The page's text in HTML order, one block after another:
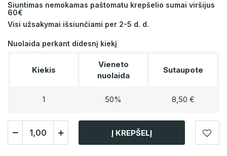
Siuntimas nemokamas paštomatu krepšelio sumai viršijus
60€
Visi užsakymai išsiunčiami per 2-5 d. d.
Nuolaida perkant didesnį kiekį
Kiekis
Vieneto
nuolaida
Sutaupote
1 50% 8,50 €
Į KREPŠELĮ